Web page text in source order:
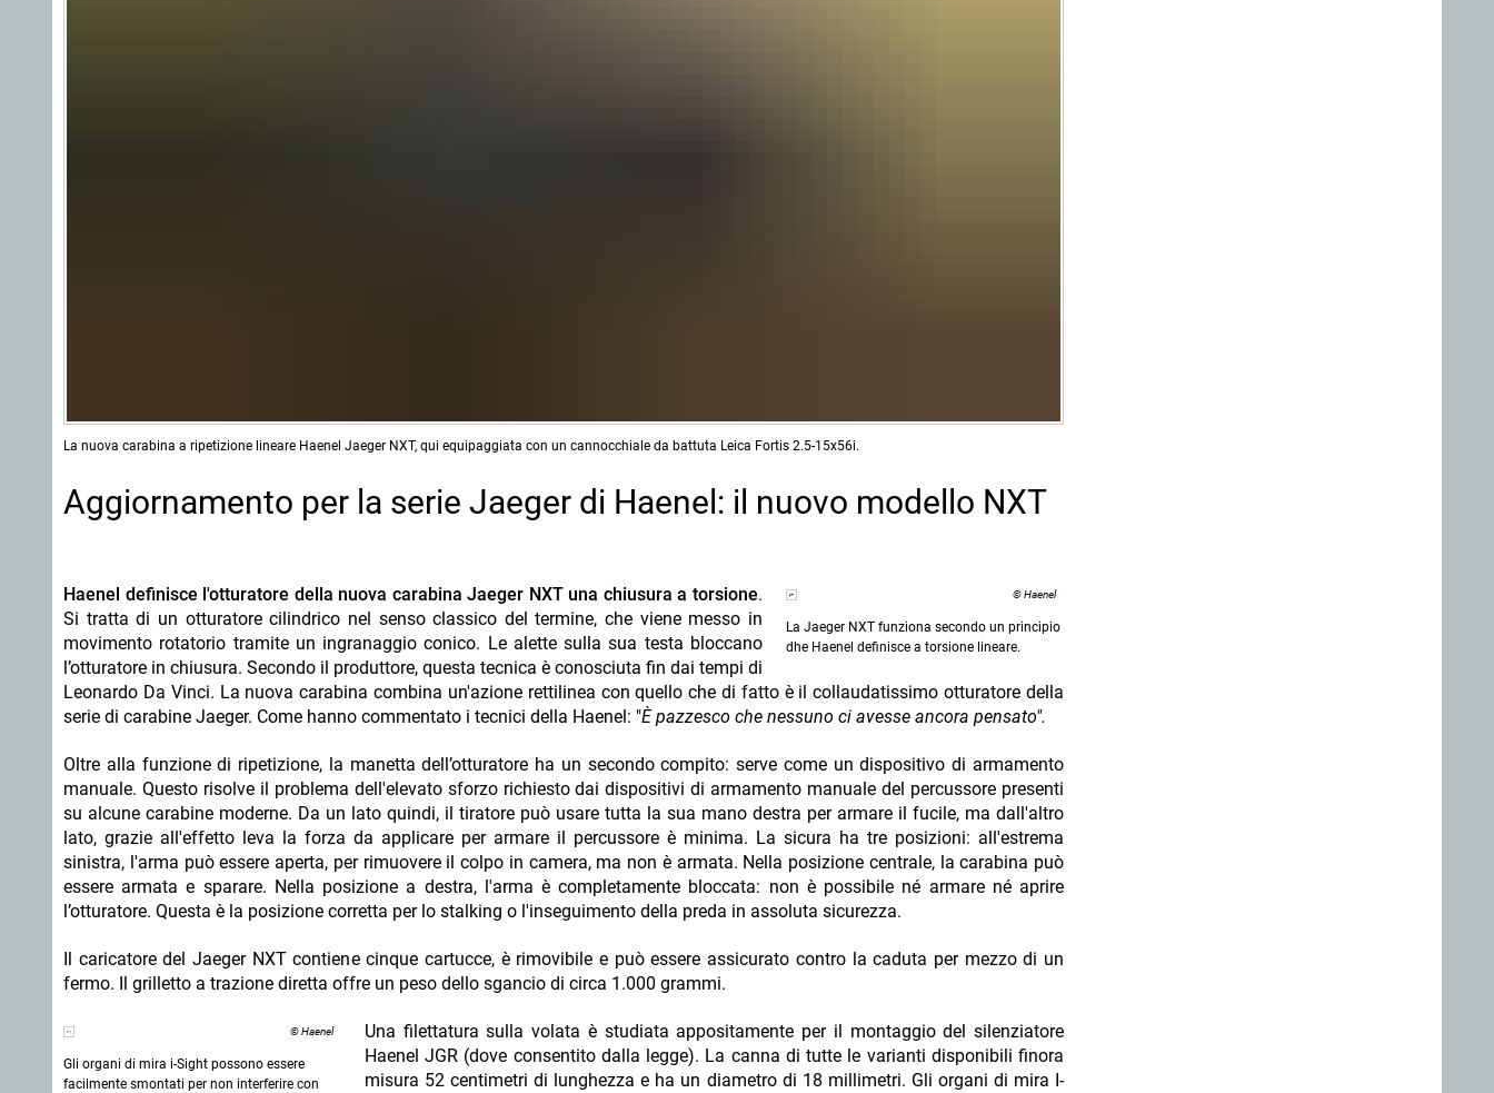
La nuova carabina a ripetizione lineare Haenel Jaeger NXT, qui equipaggiata con un cannocchiale da battuta Leica Fortis 2.5-15x56i.
Aggiornamento per la serie Jaeger di Haenel: il nuovo modello NXT
© Haenel
La Jaeger NXT funziona secondo un principio
dhe Haenel definisce a torsione lineare.
Haenel definisce l'otturatore della nuova carabina Jaeger NXT una chiusura a torsione.
Si tratta di un otturatore cilindrico nel senso classico del termine, che viene messo in
movimento rotatorio tramite un ingranaggio conico. Le alette sulla sua testa bloccano
l’otturatore in chiusura. Secondo il produttore, questa tecnica è conosciuta fin dai tempi di
Leonardo Da Vinci. La nuova carabina combina un'azione rettilinea con quello che di fatto è il collaudatissimo otturatore della
serie di carabine Jaeger. Come hanno commentato i tecnici della Haenel: "È pazzesco che nessuno ci avesse ancora pensato".
Oltre alla funzione di ripetizione, la manetta dell’otturatore ha un secondo compito: serve come un dispositivo di armamento
manuale. Questo risolve il problema dell'elevato sforzo richiesto dai dispositivi di armamento manuale del percussore presenti
su alcune carabine moderne. Da un lato quindi, il tiratore può usare tutta la sua mano destra per armare il fucile, ma dall'altro
lato, grazie all'effetto leva la forza da applicare per armare il percussore è minima. La sicura ha tre posizioni: all'estrema
sinistra, l'arma può essere aperta, per rimuovere il colpo in camera, ma non è armata. Nella posizione centrale, la carabina può
essere armata e sparare. Nella posizione a destra, l'arma è completamente bloccata: non è possibile né armare né aprire
l’otturatore. Questa è la posizione corretta per lo stalking o l'inseguimento della preda in assoluta sicurezza.
Il caricatore del Jaeger NXT contiene cinque cartucce, è rimovibile e può essere assicurato contro la caduta per mezzo di un
fermo. Il grilletto a trazione diretta offre un peso dello sgancio di circa 1.000 grammi.
© Haenel
Gli organi di mira i-Sight possono essere
facilmente smontati per non interferire con
Una filettatura sulla volata è studiata appositamente per il montaggio del silenziatore
Haenel JGR (dove consentito dalla legge). La canna di tutte le varianti disponibili finora
misura 52 centimetri di lunghezza e ha un diametro di 18 millimetri. Gli organi di mira I-